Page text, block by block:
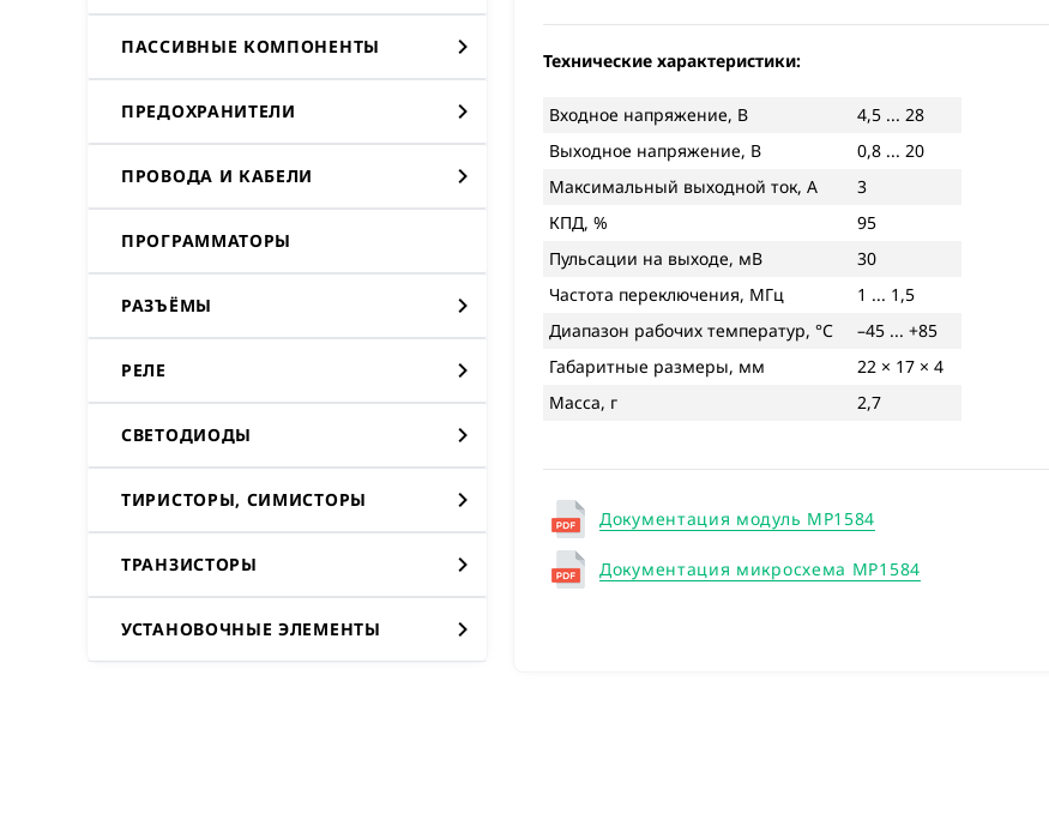
ПАССИВНЫЕ КОМПОНЕНТЫ
ПРЕДОХРАНИТЕЛИ
ПРОВОДА И КАБЕЛИ
ПРОГРАММАТОРЫ
РАЗЪЁМЫ
РЕЛЕ
СВЕТОДИОДЫ
ТИРИСТОРЫ, СИМИСТОРЫ
ТРАНЗИСТОРЫ
УСТАНОВОЧНЫЕ ЭЛЕМЕНТЫ
Технические характеристики:
Входное напряжение, В
4,5 ... 28
Выходное напряжение, В
0,8 ... 20
Максимальный выходной ток, А
3
КПД, %
95
Пульсации на выходе, мВ
30
Частота переключения, МГц
1 ... 1,5
Диапазон рабочих температур, °С
–45 ... +85
Габаритные размеры, мм
22 × 17 × 4
Масса, г
2,7
Документация модуль MP1584
Документация микросхема MP1584